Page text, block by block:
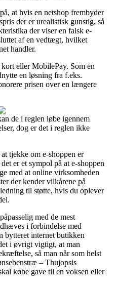
at hvis en netshop frembyder
der er urealistisk gunstig, så
der viser en falsk e-
af en vedtægt, hvilket
handler.
eller MobilePay. Som en
en løsning fra f.eks.
prisen over en længere
de i reglen løbe igennem
dog er det i reglen ikke
tjekke om e-shoppen er
er et sympol på at e-shoppen
med at online virksomheden
der kender vilkårene på
til støtte, hvis du oplever
med de mest
i forbindelse med
bytteret internet butikken
i øvrigt vigtigt, at man
så man når som helst
– Thujopsis
købe gave til en voksen eller